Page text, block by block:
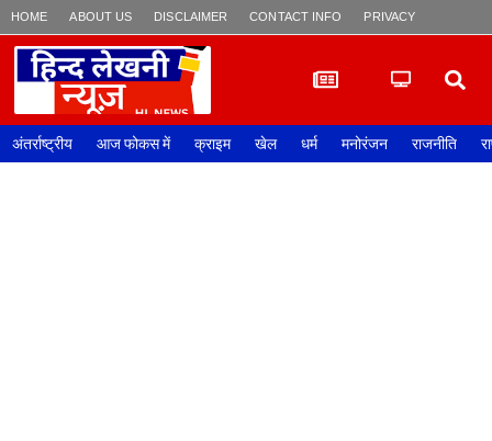
HOME ABOUT US DISCLAIMER CONTACT INFO PRIVACY POLICY
अंतर्राष्ट्रीय आज फोकस में क्राइम खेल धर्म मनोरंजन राजनीति